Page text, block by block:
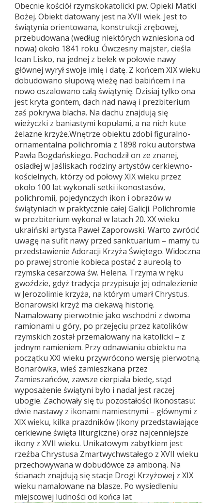
Obecnie kościół rzymskokatolicki pw. Opieki Matki
Bożej. Obiekt datowany jest na XVII wiek. Jest to
świątynia orientowana, konstrukcji zrębowej,
przebudowana (według niektórych wzniesiona od
nowa) około 1841 roku. Ówczesny majster, cieśla
Ioan Lisko, na jednej z belek w połowie nawy
głównej wyrył swoje imię i datę. Z końcem XIX wieku
dobudowano słupową wieżę nad babińcem i na
nowo oszalowano całą świątynię. Dzisiaj tylko ona
jest kryta gontem, dach nad nawą i prezbiterium
zaś pokrywa blacha. Na dachu znajdują się
wieżyczki z baniastymi kopułami, a na nich kute
żelazne krzyże.Wnętrze obiektu zdobi figuralno-
ornamentalna polichromia z 1898 roku autorstwa
Pawła Bogdańskiego. Pochodził on ze znanej,
osiadłej w Jaśliskach rodziny artystów cerkiewno-
kościelnych, którzy od połowy XIX wieku przez
około 100 lat wykonali setki ikonostasów,
polichromii, pojedynczych ikon i obrazów w
świątyniach w praktycznie całej Galicji. Polichromie
w prezbiterium wykonał w latach 20. XX wieku
ukraiński artysta Paweł Zaporowski. Warto zwrócić
uwagę na sufit nawy przed sanktuarium – mamy tu
przedstawienie Adoracji Krzyża Świętego. Widoczna
po prawej stronie kobieca postać z aureolą to
rzymska cesarzowa św. Helena. Trzyma w ręku
gwoździe, gdyż tradycja przypisuje jej odnalezienie
w Jerozolimie krzyża, na którym umarł Chrystus.
Bonarowski krzyż ma ciekawą historię.
Namalowany pierwotnie jako wschodni z dwoma
ramionami u góry, po przejęciu przez katolików
rzymskich został przemalowany na katolicki – z
jednym ramieniem. Przy odnawianiu obiektu na
początku XXI wieku przywrócono wersję pierwotną.
Bonarówka, wieś zamieszkana przez
Zamieszańców, zawsze cierpiała biedę, stąd
wyposażenie świątyni było i nadal jest raczej
ubogie. Zachowały się tu pozostałości ikonostasu:
dwie nastawy z ikonami namiestnymi – głównymi z
XIX wieku, kilka prazdników (ikony przedstawiające
cerkiewne święta liturgiczne) oraz najcenniejsze
ikony z XVII wieku. Unikatowym zabytkiem jest
rzeźba Chrystusa Zmartwychwstałego z XVII wieku
przechowywana w dobudówce za amboną. Na
ścianach znajdują się stacje Drogi Krzyżowej z XIX
wieku namalowane na blasze. Po wysiedleniu
miejscowej ludności od końca lat